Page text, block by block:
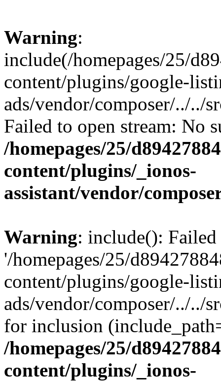
Warning:
include(/homepages/25/
content/plugins/google-
ads/vendor/composer/../../
Failed to open stream: No
/homepages/25/
content/plugins/_ionos-
assistant/vendor/
Warning: include():
'/homepages/25/
content/plugins/google-
ads/vendor/composer/../../
for inclusion
/homepages/25/
content/plugins/_ionos-